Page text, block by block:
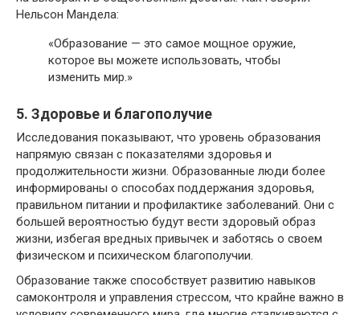
Нельсон Мандела:
«Образование — это самое мощное оружие,
которое вы можете использовать, чтобы
изменить мир.»
5. Здоровье и благополучие
Исследования показывают, что уровень образования
напрямую связан с показателями здоровья и
продолжительности жизни. Образованные люди более
информированы о способах поддержания здоровья,
правильном питании и профилактике заболеваний. Они с
большей вероятностью будут вести здоровый образ
жизни, избегая вредных привычек и заботясь о своем
физическом и психическом благополучии.
Образование также способствует развитию навыков
самоконтроля и управления стрессом, что крайне важно в